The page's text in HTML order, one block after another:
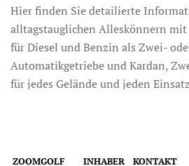
Hier finden Sie detailierte
alltagstauglichen Alleskönnern
für Diesel und Benzin als Zwei-
Automatikgetriebe und Kardan,
für jedes Gelände und jeden
ZOOMGOLF INHABER KONTAKT